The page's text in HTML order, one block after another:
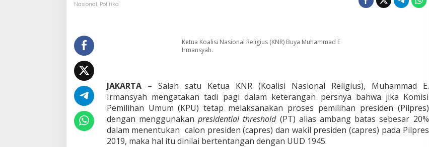
n
i
l
a
i
T
i
Nasional Politika
Ketua Koalisi Nasional Religius (KNR) Buya Muhammad E
Irmansyah.
JAKARTA– Salah satu Ketua KNR (Koalisi Nasional Religius), Muhammad E.
Irmansyah mengatakan tadi pagi dalam keterangan persnya bahwa jika Komisi
Pemilihan Umum (KPU) tetap melaksanakan proses pemilihan presiden (Pilpres)
dengan menggunakanpresidential threshold(PT) alias ambang batas sebesar 20%
dalam menentukan calon presiden (capres) dan wakil presiden (capres) pada Pilpres
2019, maka hal itu dinilai bertentangan dengan UUD 1945.